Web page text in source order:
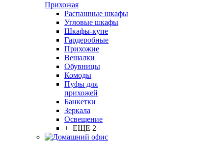
Прихожая
Распашные шкафы
Угловые шкафы
Шкафы-купе
Гардеробные
Прихожие
Вешалки
Обувницы
Комоды
Пуфы для
прихожей
Банкетки
Зеркала
Освещение
+ ЕЩЕ 2